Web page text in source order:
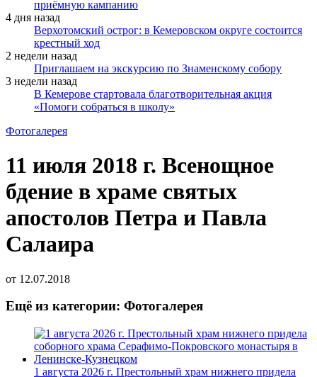
приёмную кампанию
4 дня назад
Верхотомский острог: в Кемеровском округе состоится
крестный ход
2 недели назад
Приглашаем на экскурсию по Знаменскому собору
3 недели назад
В Кемерове стартовала благотворительная акция
«Помоги собраться в школу»
Фотогалерея
11 июля 2018 г. Всенощное
бдение в храме святых
апостолов Петра и Павла
Салаира
от 12.07.2018
Ещё из категории: Фотогалерея
1 августа 2026 г. Престольный храм нижнего придела